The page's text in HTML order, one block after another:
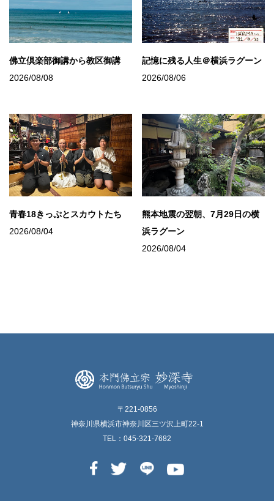
佛立倶楽部御講から教区御講
2026/08/08
記憶に残る人生＠横浜ラグーン
2026/08/06
青春18きっぷとスカウトたち
2026/08/04
熊本地震の翌朝、7月29日の横
浜ラグーン
2026/08/04
〒221-0856
神奈川県横浜市神奈川区三ツ沢上町22-1
TEL：045-321-7682